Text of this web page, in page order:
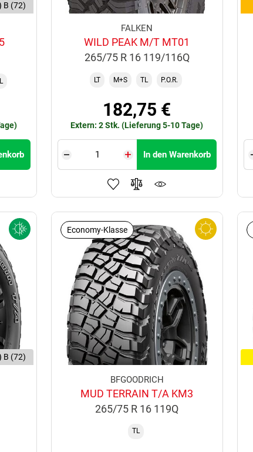
B (72)
FALKEN
WILD PEAK M/T MT01
265/75 R 16 119/116Q
LT M+S TL P.O.R.
182,75 €
Extern: 2 Stk. (Lieferung 5-10 Tage)
In den Warenkorb
B (72)
Economy-Klasse
BFGOODRICH
MUD TERRAIN T/A KM3
265/75 R 16 119Q
TL